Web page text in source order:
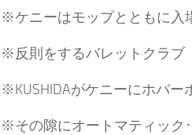
※ケニーはモップとともに入
※反則をするバレットクラブ
※KUSHIDAがケニーにホバー
※その隙にオートマティック